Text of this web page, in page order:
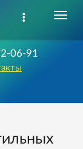
06-91